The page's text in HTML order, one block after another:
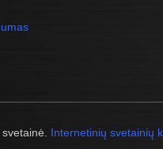
Internetinių svetainių